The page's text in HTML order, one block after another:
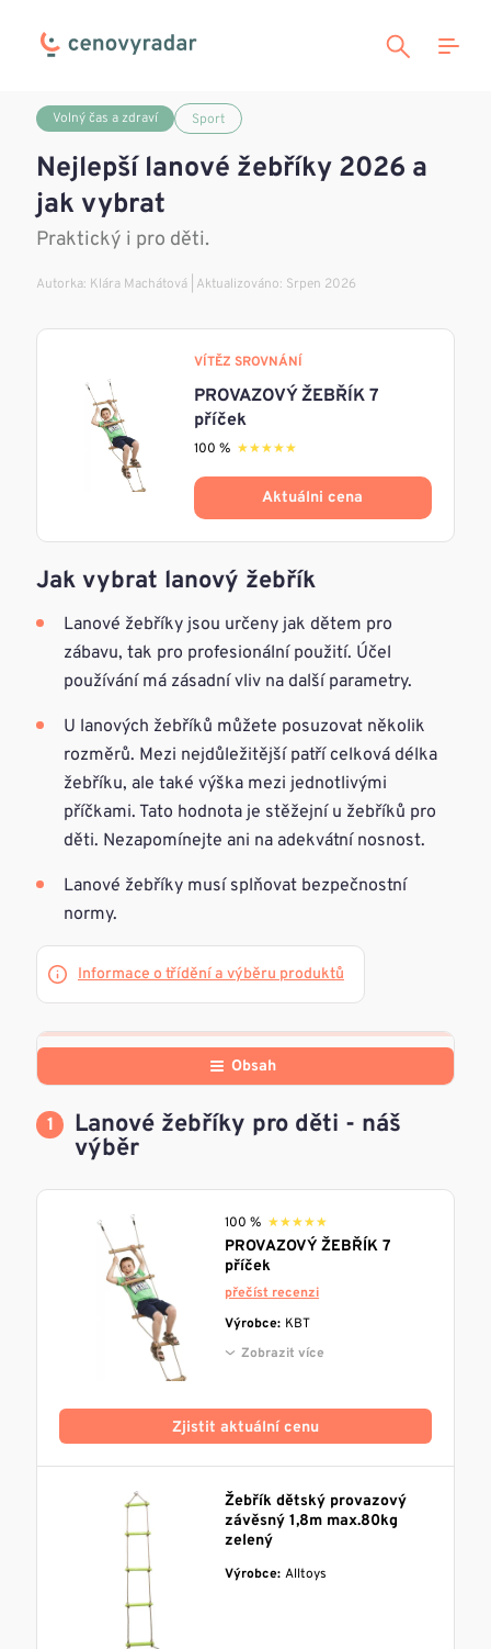
Volný čas a zdraví Sport
Nejlepší lanové žebříky 2026 a
jak vybrat
Praktický i pro děti.
Autorka: Klára Machátová | Aktualizováno: Srpen 2026
VÍTĚZ SROVNÁNÍ
PROVAZOVÝ ŽEBŘÍK 7
příček
100 % ★★★★★
★★★★★
Aktuálni cena
Jak vybrat lanový žebřík
Lanové žebříky jsou určeny jak dětem pro
zábavu, tak pro profesionální použití. Účel
používání má zásadní vliv na další parametry.
U lanových žebříků můžete posuzovat několik
rozměrů. Mezi nejdůležitější patří celková délka
žebříku, ale také výška mezi jednotlivými
příčkami. Tato hodnota je stěžejní u žebříků pro
děti. Nezapomínejte ani na adekvátní nosnost.
Lanové žebříky musí splňovat bezpečnostní
normy.
Informace o třídění a výběru produktů
Obsah
Lanové žebříky pro děti - náš
výběr
100 % ★★★★★
★★★★★
PROVAZOVÝ ŽEBŘÍK 7
příček
přečíst recenzi
Výrobce: KBT
Zobrazit více
Zjistit aktuální cenu
Žebřík dětský provazový
závěsný 1,8m max.80kg
zelený
Výrobce: Alltoys